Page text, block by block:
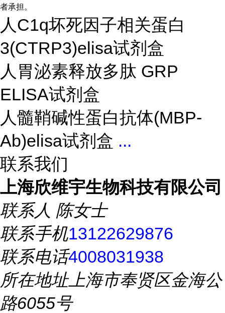
者承担。
人C1q坏死因子相关蛋白
3(CTRP3)elisa试剂盒
人胃泌素释放多肽 GRP
ELISA试剂盒
人髓鞘碱性蛋白抗体(MBP-
Ab)elisa试剂盒 ...
联系我们
上海欣维宇生物科技有限公司
联系人 陈女士
联系手机13122629876
联系电话4008031938
所在地址上海市奉贤区金海公
路6055号